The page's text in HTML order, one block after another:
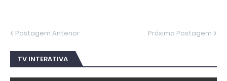
Postagem Anterior Próxima Postagem
TV INTERATIVA